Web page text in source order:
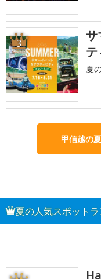
3
サ
テ
夏
甲信越の
夏の人気スポットラ